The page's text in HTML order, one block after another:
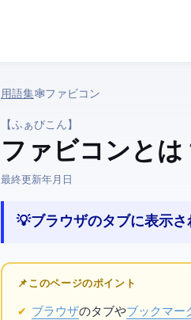
用語集› 🕸️ Web › ファビコン
【ふぁびこん】
ファビコン とは
最終更新:2026年4月20日
💡 ブラウザのタブに表示さ
📌 このページのポイント
ブラウザのタブやブックマー